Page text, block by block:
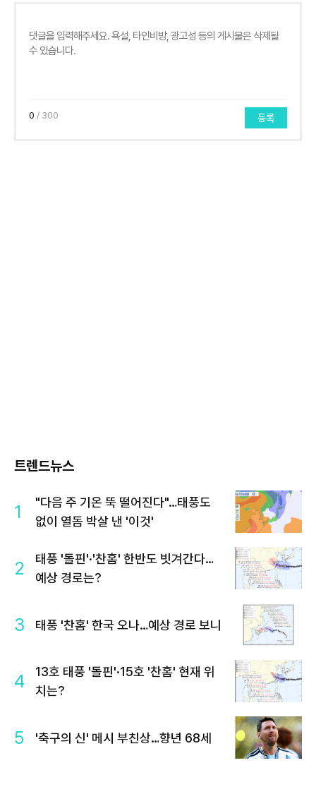
0 / 300 등록
트렌드뉴스
1
"다음 주 기온 뚝 떨어진다"…태풍도
없이 열돔 박살 낸 '이것'
2
태풍 '돌핀'·'찬홈' 한반도 빗겨간다…
예상 경로는?
3 태풍 '찬홈' 한국 오나…예상 경로 보니
4
13호 태풍 '돌핀'·15호 '찬홈' 현재 위
치는?
5 '축구의 신' 메시 부친상…향년 68세